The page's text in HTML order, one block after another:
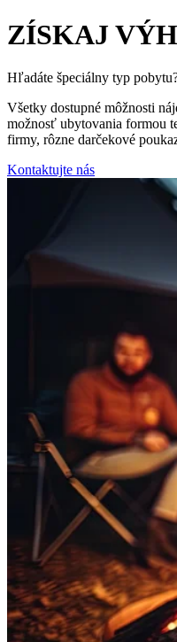
ZÍSKAJ
Hľadáte špeciálny typ
Všetky dostupné môžnosti
možnosť ubytovania formou
firmy, rôzne darčekové
Kontaktujte nás